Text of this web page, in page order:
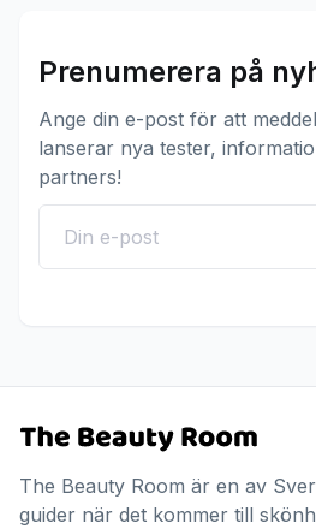
Prenumerera på
Ange din e-post för att
lanserar nya tester,
partners!
The Beauty Room är en av
guider när det kommer till